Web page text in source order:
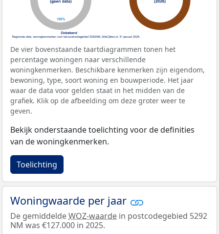
De vier bovenstaande taartdiagrammen tonen het
percentage woningen naar verschillende
woningkenmerken. Beschikbare kenmerken zijn eigendom,
bewoning, type, soort woning en bouwperiode. Het jaar
waar de data voor gelden staat in het midden van de
grafiek. Klik op de afbeelding om deze groter weer te
geven.
Bekijk onderstaande toelichting voor de definities
van de woningkenmerken.
Toelichting
Woningwaarde per jaar
De gemiddeldeWOZ-waarde in postcodegebied 5292
NM was €127.000 in 2025.